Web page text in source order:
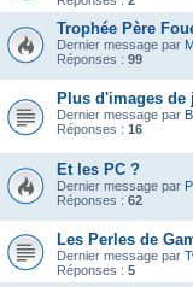
Trophée Père
Dernier message par
Réponses : 99
Plus d'images de
Dernier message par
Réponses : 16
Et les PC ?
Dernier message par
Réponses : 62
Les Perles de
Dernier message par
Réponses : 5